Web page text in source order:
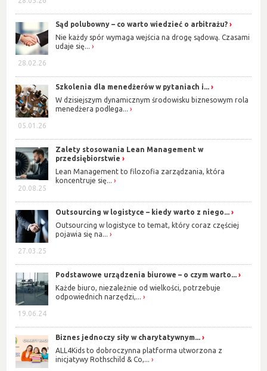
28.02.26
Sąd polubowny – co warto wiedzieć o arbitrażu?
Nie każdy spór wymaga wejścia na drogę sądową. Czasami
udaje się...
05.01.26
Szkolenia dla menedżerów w pytaniach i...
W dzisiejszym dynamicznym środowisku biznesowym rola
menedżera podlega...
20.08.25
Zalety stosowania Lean Management w
przedsiębiorstwie
Lean Management to filozofia zarządzania, która
koncentruje się...
27.03.25
Outsourcing w logistyce – kiedy warto z niego...
Outsourcing w logistyce to temat, który coraz częściej
pojawia się na...
19.06.24
Podstawowe urządzenia biurowe – o czym warto...
Każde biuro, niezależnie od wielkości, potrzebuje
odpowiednich narzędzi,...
Biznes jednoczy siły w charytatywnym...
ALL4Kids to dobroczynna platforma utworzona z
inicjatywy Rothschild & Co,...